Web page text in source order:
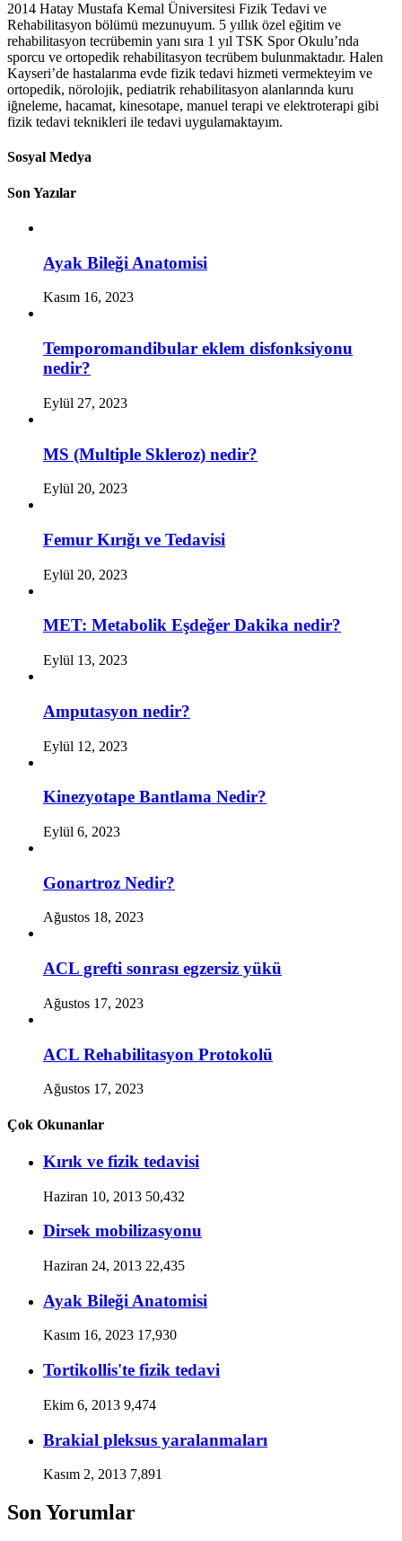
2014 Hatay Mustafa Kemal Üniversitesi Fizik Tedavi ve
Rehabilitasyon bölümü mezunuyum. 5 yıllık özel eğitim ve
rehabilitasyon tecrübemin yanı sıra 1 yıl TSK Spor Okulu’nda
sporcu ve ortopedik rehabilitasyon tecrübem bulunmaktadır. Halen
Kayseri’de hastalarıma evde fizik tedavi hizmeti vermekteyim ve
ortopedik, nörolojik, pediatrik rehabilitasyon alanlarında kuru
iğneleme, hacamat, kinesotape, manuel terapi ve elektroterapi gibi
fizik tedavi teknikleri ile tedavi uygulamaktayım.
Sosyal Medya
Son Yazılar
Ayak Bileği Anatomisi
Kasım 16, 2023
Temporomandibular eklem disfonksiyonu
nedir?
Eylül 27, 2023
MS (Multiple Skleroz) nedir?
Eylül 20, 2023
Femur Kırığı ve Tedavisi
Eylül 20, 2023
MET: Metabolik Eşdeğer Dakika nedir?
Eylül 13, 2023
Amputasyon nedir?
Eylül 12, 2023
Kinezyotape Bantlama Nedir?
Eylül 6, 2023
Gonartroz Nedir?
Ağustos 18, 2023
ACL grefti sonrası egzersiz yükü
Ağustos 17, 2023
ACL Rehabilitasyon Protokolü
Ağustos 17, 2023
Çok Okunanlar
Kırık ve fizik tedavisi
Haziran 10, 2013 50,432
Dirsek mobilizasyonu
Haziran 24, 2013 22,435
Ayak Bileği Anatomisi
Kasım 16, 2023 17,930
Tortikollis'te fizik tedavi
Ekim 6, 2013 9,474
Brakial pleksus yaralanmaları
Kasım 2, 2013 7,891
Son Yorumlar